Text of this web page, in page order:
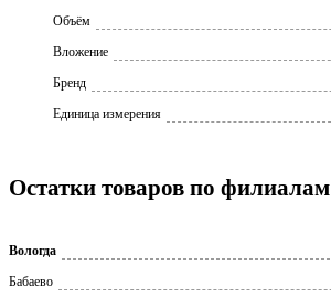
Объём
Вложение
Бренд
Единица измерения
Остатки товаров по филиалам
Вологда
Бабаево